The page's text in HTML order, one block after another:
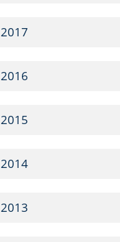
2017
2016
2015
2014
2013